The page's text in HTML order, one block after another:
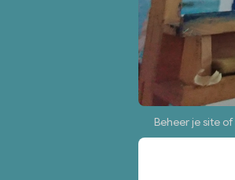
Beheer je site of